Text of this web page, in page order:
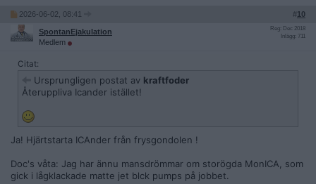
2026-06-02, 08:41 #10
SpontanEjakulation
Medlem
Reg: Dec 2018
Inlägg: 711
Citat:
Ursprungligen postat av kraftfoder
Återuppliva Icander istället!
Ja! Hjärtstarta ICAnder från frysgondolen !
Doc's våta: Jag har ännu mansdrömmar om storögda MonICA, som
gick i lågklackade matte jet blck pumps på jobbet.